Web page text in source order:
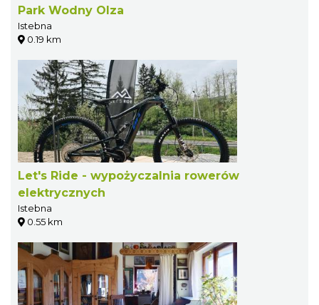
Park Wodny Olza
Istebna
0.19 km
Let's Ride - wypożyczalnia rowerów
elektrycznych
Istebna
0.55 km